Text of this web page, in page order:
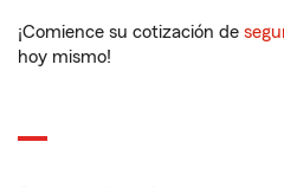
¡Comience su cotización de
hoy mismo!